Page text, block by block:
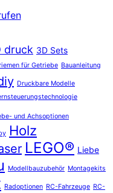
druck 3D Sets
für Getriebe Bauanleitung
Druckbare Modelle
und Achsoptionen
Holz
LEGO® Liebe
Modellbauzubehör Montagekits
Radoptionen RC-Fahrzeuge RC-